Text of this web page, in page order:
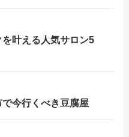
叶える人気サロン5
今行くべき豆腐屋